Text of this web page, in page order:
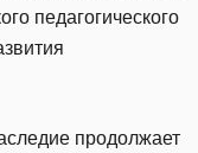
педагогического
продолжает